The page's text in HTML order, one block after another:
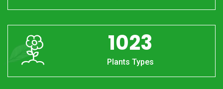
1023
Plants Types